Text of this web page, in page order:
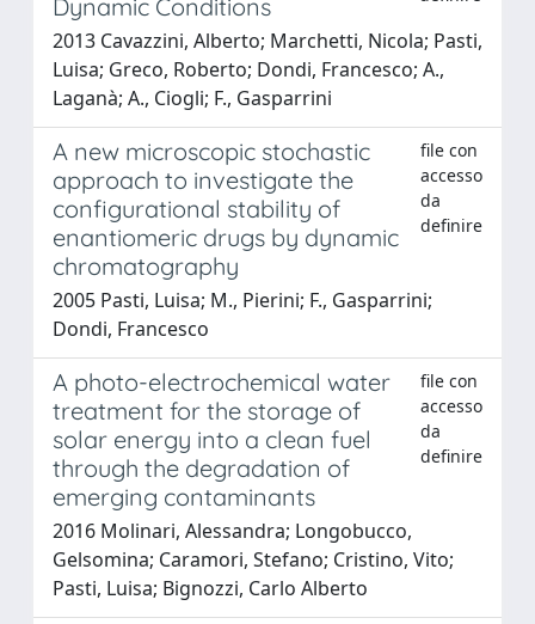
Dynamic Conditions
2013 Cavazzini, Alberto; Marchetti, Nicola; Pasti,
Luisa; Greco, Roberto; Dondi, Francesco; A.,
Laganà; A., Ciogli; F., Gasparrini
A new microscopic stochastic
approach to investigate the
configurational stability of
enantiomeric drugs by dynamic
chromatography
file con
accesso
da
definire
2005 Pasti, Luisa; M., Pierini; F., Gasparrini;
Dondi, Francesco
A photo-electrochemical water
treatment for the storage of
solar energy into a clean fuel
through the degradation of
emerging contaminants
file con
accesso
da
definire
2016 Molinari, Alessandra; Longobucco,
Gelsomina; Caramori, Stefano; Cristino, Vito;
Pasti, Luisa; Bignozzi, Carlo Alberto